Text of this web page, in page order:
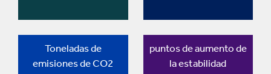
Toneladas de
emisiones de CO2
puntos de aumento de
la estabilidad